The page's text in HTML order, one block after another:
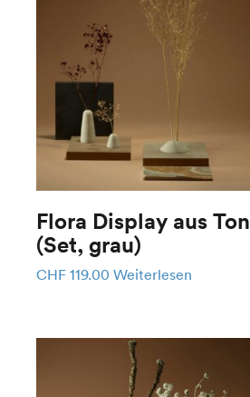
Flora Display aus Ton
(Set, grau)
CHF 119.00 Weiterlesen